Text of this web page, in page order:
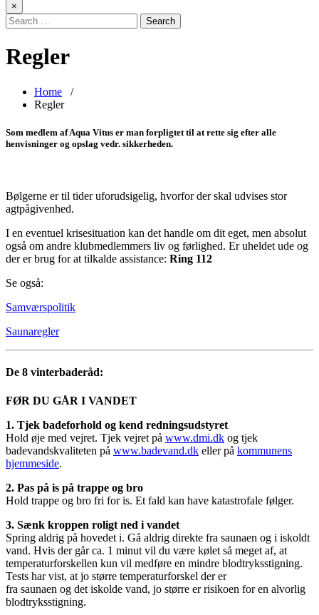
×
Regler
Home /
Regler
Som medlem af Aqua Vitus er man forpligtet til at rette sig efter alle
henvisninger og opslag vedr. sikkerheden.
Bølgerne er til tider uforudsigelig, hvorfor der skal udvises stor
agtpågivenhed.
I en eventuel krisesituation kan det handle om dit eget, men absolut
også om andre klubmedlemmers liv og førlighed. Er uheldet ude og
der er brug for at tilkalde assistance: Ring 112
Se også:
Samværspolitik
Saunaregler
De 8 vinterbaderåd:
FØR DU GÅR I VANDET
1. Tjek badeforhold og kend redningsudstyret
Hold øje med vejret. Tjek vejret på www.dmi.dk og tjek
badevandskvaliteten på www.badevand.dk eller på kommunens
hjemmeside.
2. Pas på is på trappe og bro
Hold trappe og bro fri for is. Et fald kan have katastrofale følger.
3. Sænk kroppen roligt ned i vandet
Spring aldrig på hovedet i. Gå aldrig direkte fra saunaen og i iskoldt
vand. Hvis der går ca. 1 minut vil du være kølet så meget af, at
temperaturforskellen kun vil medføre en mindre blodtryksstigning.
Tests har vist, at jo større temperaturforskel der er
fra saunaen og det iskolde vand, jo større er risikoen for en alvorlig
blodtryksstigning.